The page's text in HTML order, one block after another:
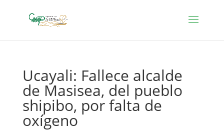
Ucayali: Fallece alcalde
de Masisea, del pueblo
shipibo, por falta de
oxígeno